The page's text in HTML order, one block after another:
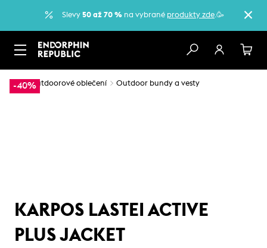
Slevy 50 až 70 % na vybrané produkty zde.🥳
-40%
… Outdoorové oblečení Outdoor bundy a vesty
KARPOS LASTEI ACTIVE
PLUS JACKET